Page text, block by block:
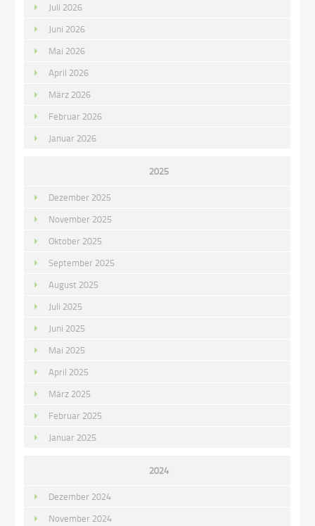
Juli 2026
Juni 2026
Mai 2026
April 2026
März 2026
Februar 2026
Januar 2026
2025
Dezember 2025
November 2025
Oktober 2025
September 2025
August 2025
Juli 2025
Juni 2025
Mai 2025
April 2025
März 2025
Februar 2025
Januar 2025
2024
Dezember 2024
November 2024